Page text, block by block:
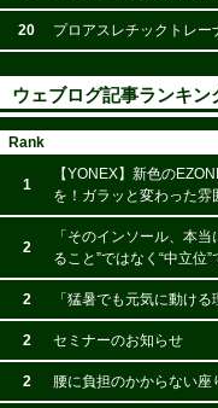
20 プロアスレチックトレ
ウェブログ記事ランキン
Rank
1
【YONEX】新色の
を！ガラッと変わった雰
2
「そのインソール、本
ること”ではなく“中立位”
2 「猛暑でも元気に動け
2 セミナーのお知らせ
2 腰に負担のかからない座